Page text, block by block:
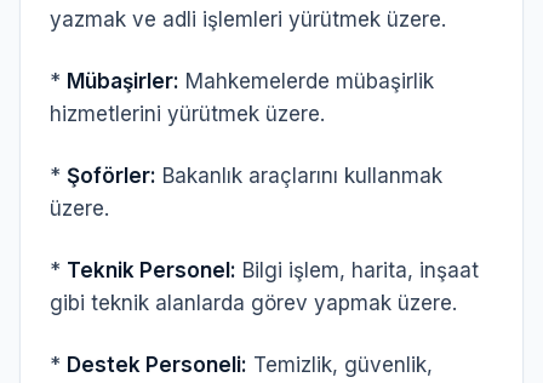
yazmak ve adli işlemleri yürütmek üzere.
* Mübaşirler: Mahkemelerde mübaşirlik
hizmetlerini yürütmek üzere.
* Şoförler: Bakanlık araçlarını kullanmak
üzere.
* Teknik Personel: Bilgi işlem, harita, inşaat
gibi teknik alanlarda görev yapmak üzere.
* Destek Personeli: Temizlik, güvenlik,